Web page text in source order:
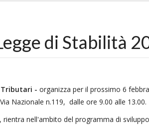
di Stabilità
Tributari - organizza per il prossimo 6
Nazionale n.119, dalle ore 9.00 alle 13.00.
nell'ambito del programma di